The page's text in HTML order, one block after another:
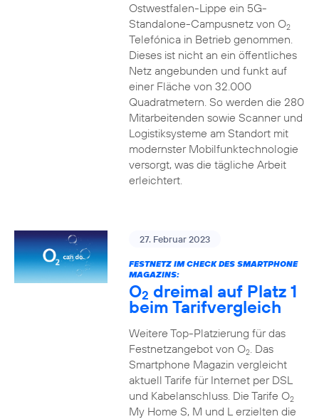
Ostwestfalen-Lippe ein 5G-
Standalone-Campusnetz von O2
Telefónica in Betrieb genommen.
Dieses ist nicht an ein öffentliches
Netz angebunden und funkt auf
einer Fläche von 32.000
Quadratmetern. So werden die 280
Mitarbeitenden sowie Scanner und
Logistiksysteme am Standort mit
modernster Mobilfunktechnologie
versorgt, was die tägliche Arbeit
erleichtert.
27. Februar 2023
FESTNETZ IM CHECK DES SMARTPHONE
MAGAZINS:
O2 dreimal auf Platz 1
beim Tarifvergleich
Weitere Top-Platzierung für das
Festnetzangebot von O2. Das
Smartphone Magazin vergleicht
aktuell Tarife für Internet per DSL
und Kabelanschluss. Die Tarife O2
My Home S, M und L erzielten die